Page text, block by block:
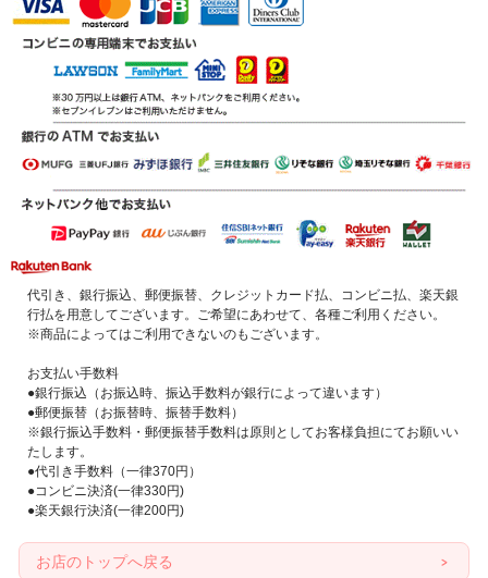
代引き、銀行振込、郵便振替、クレジットカード払、コンビニ払、楽天銀
行払を用意してございます。ご希望にあわせて、各種ご利用ください。
※商品によってはご利用できないのもございます。
お支払い手数料
●銀行振込（お振込時、振込手数料が銀行によって違います）
●郵便振替（お振替時、振替手数料）
※銀行振込手数料・郵便振替手数料は原則としてお客様負担にてお願いい
たします。
●代引き手数料（一律370円）
●コンビニ決済(一律330円)
●楽天銀行決済(一律200円)
お店のトップへ戻る